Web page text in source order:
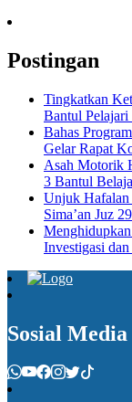
Postingan
Tingkatkan
Bantul Pelajari
Bahas
Gelar Rapat
Asah Motorik
3 Bantul
Unjuk Hafalan
Sima’an Juz
Investigasi
Sosial Media